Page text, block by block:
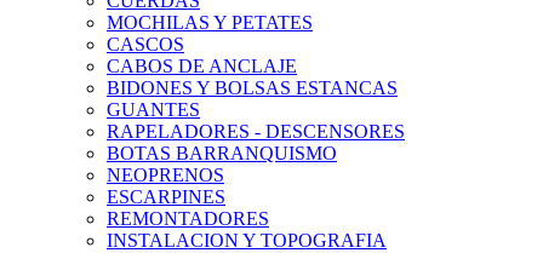
MOCHILAS Y PETATES
CASCOS
CABOS DE ANCLAJE
BIDONES Y BOLSAS ESTANCAS
GUANTES
RAPELADORES - DESCENSORES
BOTAS BARRANQUISMO
NEOPRENOS
ESCARPINES
REMONTADORES
INSTALACION Y TOPOGRAFIA